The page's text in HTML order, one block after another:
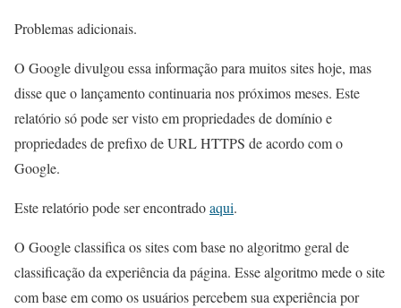
Problemas adicionais.
O Google divulgou essa informação para muitos sites hoje, mas
disse que o lançamento continuaria nos próximos meses. Este
relatório só pode ser visto em propriedades de domínio e
propriedades de prefixo de URL HTTPS de acordo com o
Google.
Este relatório pode ser encontradoaqui.
O Google classifica os sites com base no algoritmo geral de
classificação da experiência da página. Esse algoritmo mede o site
com base em como os usuários percebem sua experiência por